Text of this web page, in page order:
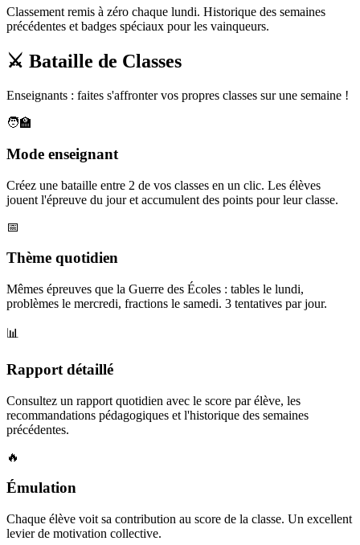
Classement remis à zéro chaque lundi. Historique des semaines
précédentes et badges spéciaux pour les vainqueurs.
⚔️ Bataille de Classes
Enseignants : faites s'affronter vos propres classes sur une semaine !
🧑‍🏫
Mode enseignant
Créez une bataille entre 2 de vos classes en un clic. Les élèves
jouent l'épreuve du jour et accumulent des points pour leur classe.
📅
Thème quotidien
Mêmes épreuves que la Guerre des Écoles : tables le lundi,
problèmes le mercredi, fractions le samedi. 3 tentatives par jour.
📊
Rapport détaillé
Consultez un rapport quotidien avec le score par élève, les
recommandations pédagogiques et l'historique des semaines
précédentes.
🔥
Émulation
Chaque élève voit sa contribution au score de la classe. Un excellent
levier de motivation collective.